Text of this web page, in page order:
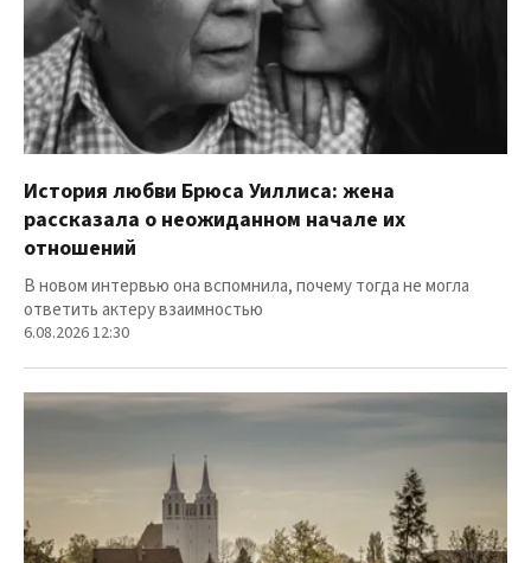
История любви Брюса Уиллиса: жена
рассказала о неожиданном начале их
отношений
В новом интервью она вспомнила, почему тогда не могла
ответить актеру взаимностью
6.08.2026 12:30